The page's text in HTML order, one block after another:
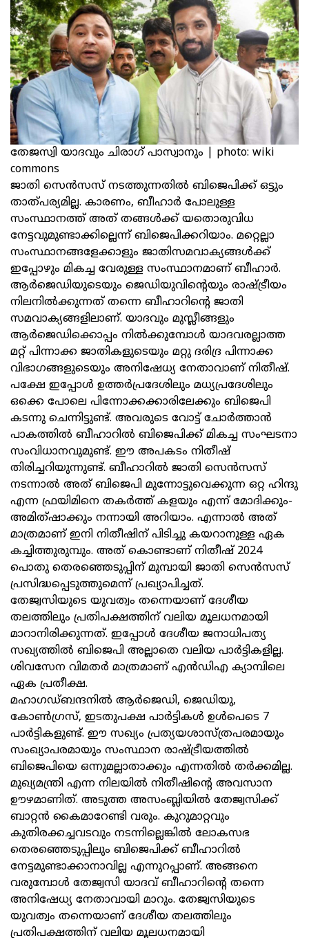
തേജസ്വി യാദവും ചിരാഗ് പാസ്വാനും | photo: wiki
commons
ജാതി സെൻസസ് നടത്തുന്നതിൽ ബിജെപിക്ക് ഒട്ടും
താത്പര്യമില്ല. കാരണം, ബീഹാർ പോലുള്ള
സംസ്ഥാനത്ത് അത് തങ്ങൾക്ക് യതൊരുവിധ
നേട്ടവുമുണ്ടാക്കില്ലെന്ന് ബിജെപിക്കറിയാം. മറ്റെല്ലാ
സംസ്ഥാനങ്ങളേക്കാളും ജാതിസമവാക്യങ്ങൾക്ക്
ഇപ്പോഴും മികച്ച വേരുള്ള സംസ്ഥാനമാണ് ബീഹാർ.
ആർജെഡിയുടെയും ജെഡിയുവിന്റെയും രാഷ്ട്രീയം
നിലനിൽക്കുന്നത് തന്നെ ബീഹാറിന്റെ ജാതി
സമവാക്യങ്ങളിലാണ്. യാദവും മുസ്ലീങ്ങളും
ആർജെഡിക്കൊപ്പം നിൽക്കുമ്പോൾ യാദവരല്ലാത്ത
മറ്റ് പിന്നാക്ക ജാതികളുടെയും മറ്റു ദരിദ്ര പിന്നാക്ക
വിഭാഗങ്ങളുടെയും അനിഷേധ്യ നേതാവാണ് നിതീഷ്.
പക്ഷേ ഇപ്പോൾ ഉത്തർപ്രദേശിലും മധ്യപ്രദേശിലും
ഒക്കെ പോലെ പിന്നോക്കക്കാരിലേക്കും ബിജെപി
കടന്നു ചെന്നിട്ടുണ്ട്. അവരുടെ വോട്ട് ചോർത്താൻ
പാകത്തിൽ ബീഹാറിൽ ബിജെപിക്ക് മികച്ച സംഘടനാ
സംവിധാനവുമുണ്ട്. ഈ അപകടം നിതീഷ്
തിരിച്ചറിയുന്നുണ്ട്. ബീഹാറിൽ ജാതി സെൻസസ്
നടന്നാൽ അത് ബിജെപി മുന്നോട്ടുവെക്കുന്ന ഒറ്റ ഹിന്ദു
എന്ന ഫ്രയിമിനെ തകർത്ത് കളയും എന്ന് മോദിക്കും-
അമിത്ഷാക്കും നന്നായി അറിയാം. എന്നാൽ അത്
മാത്രമാണ് ഇനി നിതീഷിന് പിടിച്ചു കയറാനുള്ള ഏക
കച്ചിത്തുരുമ്പും. അത് കൊണ്ടാണ് നിതീഷ് 2024
പൊതു തെരഞ്ഞെടുപ്പിന് മുമ്പായി ജാതി സെൻസസ്
പ്രസിദ്ധപ്പെടുത്തുമെന്ന് പ്രഖ്യാപിച്ചത്.
തേജ്വസിയുടെ യുവത്വം തന്നെയാണ് ദേശീയ
തലത്തിലും പ്രതിപക്ഷത്തിന് വലിയ മൂലധനമായി
മാറാനിരിക്കുന്നത്. ഇപ്പോൾ ദേശീയ ജനാധിപത്യ
സഖ്യത്തിൽ ബിജെപി അല്ലാതെ വലിയ പാർട്ടികളില്ല.
ശിവസേന വിമതർ മാത്രമാണ് എൻഡിഎ ക്യാമ്പിലെ
ഏക പ്രതീക്ഷ.
മഹാഗഡ്ബന്ദനിൽ ആർജെഡി, ജെഡിയു,
കോൺഗ്രസ്, ഇടതുപക്ഷ പാർട്ടികൾ ഉൾപെടെ 7
പാർട്ടികളുണ്ട്. ഈ സഖ്യം പ്രത്യയശാസ്ത്രപരമായും
സംഖ്യാപരമായും സംസ്ഥാന രാഷ്ട്രീയത്തിൽ
ബിജെപിയെ ഒന്നുമല്ലാതാക്കും എന്നതിൽ തർക്കമില്ല.
മുഖ്യമന്ത്രി എന്ന നിലയിൽ നിതീഷിന്റെ അവസാന
ഊഴമാണിത്. അടുത്ത അസംബ്ലിയിൽ തേജ്വസിക്ക്
ബാറ്റൻ കൈമാറേണ്ടി വരും. കുറുമാറ്റവും
കുതിരക്കച്ചവടവും നടന്നില്ലെങ്കിൽ ലോകസഭ
തെരഞ്ഞെടുപ്പിലും ബിജെപിക്ക് ബീഹാറിൽ
നേട്ടമുണ്ടാക്കാനാവില്ല എന്നുറപ്പാണ്. അങ്ങനെ
വരുമ്പോൾ തേജ്വസി യാദവ് ബീഹാറിന്റെ തന്നെ
അനിഷേധ്യ നേതാവായി മാറും. തേജ്വസിയുടെ
യുവത്വം തന്നെയാണ് ദേശീയ തലത്തിലും
പ്രതിപക്ഷത്തിന് വലിയ മൂലധനമായി